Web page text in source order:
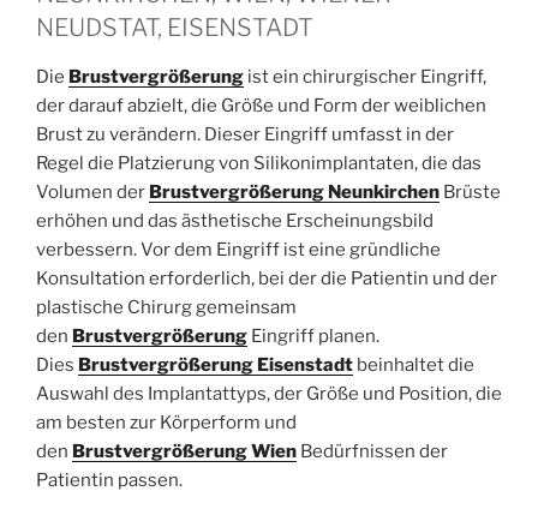
NEUDSTAT, EISENSTADT
Die Brustvergrößerung ist ein chirurgischer Eingriff,
der darauf abzielt, die Größe und Form der weiblichen
Brust zu verändern. Dieser Eingriff umfasst in der
Regel die Platzierung von Silikonimplantaten, die das
Volumen der Brustvergrößerung Neunkirchen Brüste
erhöhen und das ästhetische Erscheinungsbild
verbessern. Vor dem Eingriff ist eine gründliche
Konsultation erforderlich, bei der die Patientin und der
plastische Chirurg gemeinsam
den Brustvergrößerung Eingriff planen.
Dies Brustvergrößerung Eisenstadt beinhaltet die
Auswahl des Implantattyps, der Größe und Position, die
am besten zur Körperform und
den Brustvergrößerung Wien Bedürfnissen der
Patientin passen.